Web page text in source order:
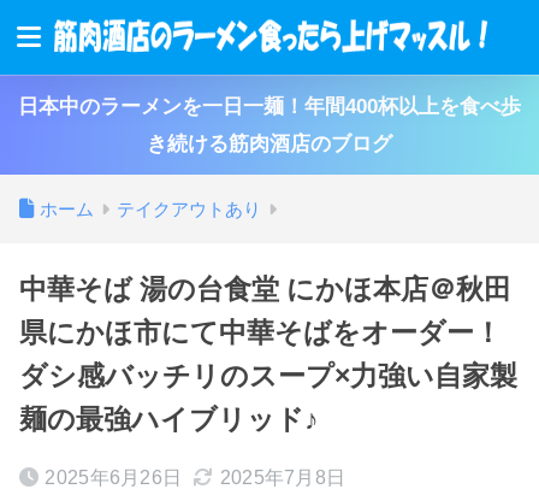
日本中のラーメンを一日一麺！年間400杯以上を食べ歩
き続ける筋肉酒店のブログ
ホーム テイクアウトあり
中華そば 湯の台食堂 にかほ本店＠秋田
県にかほ市にて中華そばをオーダー！
ダシ感バッチリのスープ×力強い自家製
麺の最強ハイブリッド♪
2025年6月26日 2025年7月8日